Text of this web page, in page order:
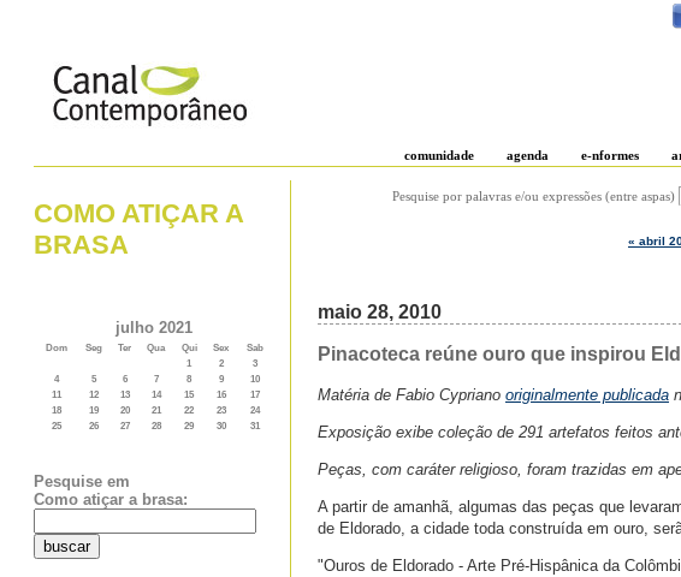
comunidade agenda e-nformes
COMO ATIÇAR A
BRASA
julho 2021
Dom Seg Ter Qua Qui Sex
Sab
1
2
3
4
5 6 7 8 9
10
11
12 13 14 15 16
17
18
19 20 21 22 23
24
25
26 27 28 29 30 31
Pesquise em
Como atiçar a brasa:
Pesquise por palavras e/ou expressões (entre aspas)
« abril
maio 28, 2010
Pinacoteca reúne ouro que inspirou
Matéria de Fabio Cypriano originalmente publicada
Exposição exibe coleção de 291 artefatos feitos
Peças, com caráter religioso, foram trazidas em
A partir de amanhã, algumas das peças que
de Eldorado, a cidade toda construída em ouro,
"Ouros de Eldorado - Arte Pré-Hispânica da